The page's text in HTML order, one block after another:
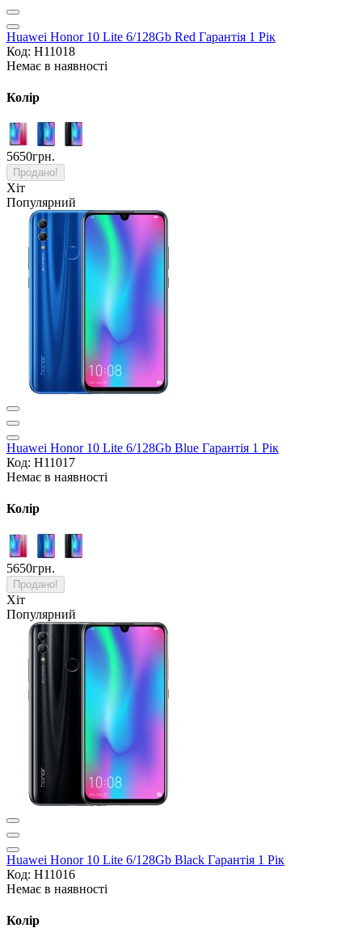
Huawei Honor 10 Lite 6/128Gb Red Гарантія 1 Рік
Код: H11018
Немає в наявності
Колір
5650грн.
Продано!
Хіт
Популярний
Huawei Honor 10 Lite 6/128Gb Blue Гарантія 1 Рік
Код: H11017
Немає в наявності
Колір
5650грн.
Продано!
Хіт
Популярний
Huawei Honor 10 Lite 6/128Gb Black Гарантія 1 Рік
Код: H11016
Немає в наявності
Колір